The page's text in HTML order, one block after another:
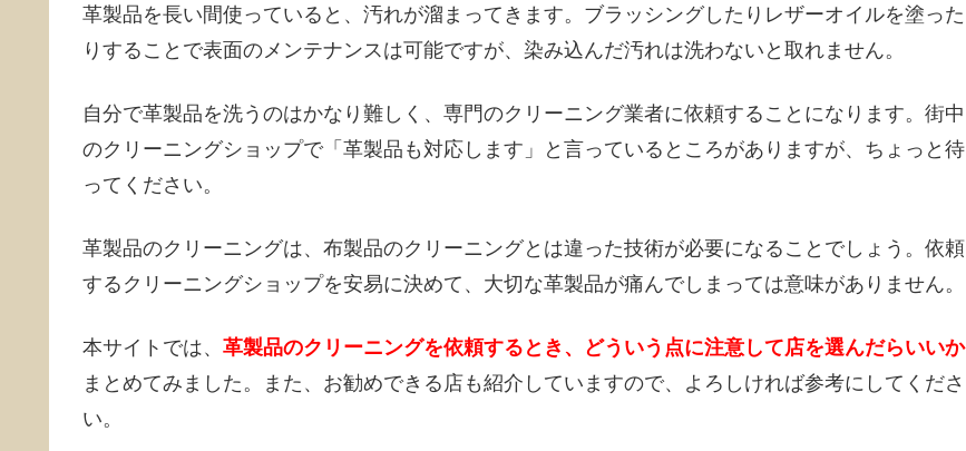
革製品を長い間使っていると、汚れが溜まってきます。ブラッシングしたりレザーオイルを塗った
りすることで表面のメンテナンスは可能ですが、染み込んだ汚れは洗わないと取れません。
自分で革製品を洗うのはかなり難しく、専門のクリーニング業者に依頼することになります。街中
のクリーニングショップで「革製品も対応します」と言っているところがありますが、ちょっと待
ってください。
革製品のクリーニングは、布製品のクリーニングとは違った技術が必要になることでしょう。依頼
するクリーニングショップを安易に決めて、大切な革製品が痛んでしまっては意味がありません。
本サイトでは、 革製品のクリーニングを依頼するとき、どういう点に注意して店を選んだらいいか
まとめてみました。また、お勧めできる店も紹介していますので、よろしければ参考にしてくださ
い。